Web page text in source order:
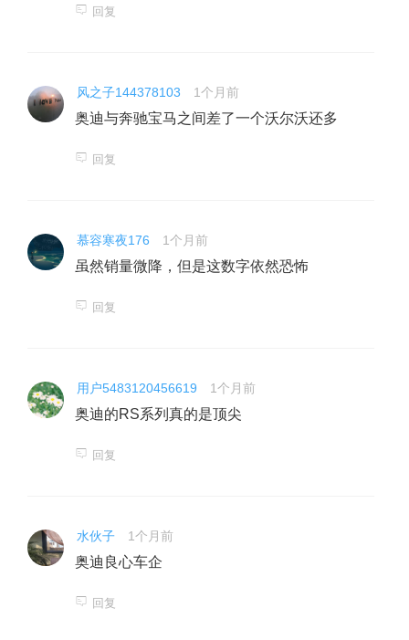
回复
风之子144378103 1个月前
奥迪与奔驰宝马之间差了一个沃尔沃还多
回复
慕容寒夜176 1个月前
虽然销量微降，但是这数字依然恐怖
回复
用户5483120456619 1个月前
奥迪的RS系列真的是顶尖
回复
水伙子 1个月前
奥迪良心车企
回复